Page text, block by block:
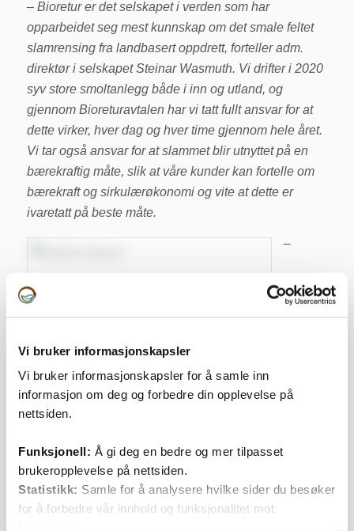
Vi bruker informasjonskapsler
Vi bruker informasjonskapsler for å samle inn
informasjon om deg og forbedre din opplevelse på
nettsiden.
Funksjonell: Å gi deg en bedre og mer tilpasset
brukeropplevelse på nettsiden.
Statistikk: Samle for å analysere hvilke sider du besøker
for å forbedre vår innhold og funksjonalitet mot
– Bioretur er det selskapet i verden som har
opparbeidet seg mest kunnskap om det smale feltet
slamrensing fra landbasert oppdrett, forteller adm.
direktør i selskapet Steinar Wasmuth. Vi drifter i 2020
syv store smoltanlegg både i inn og utland, og
gjennom Bioreturavtalen har vi tatt fullt ansvar for at
dette virker, hver dag og hver time gjennom hele året.
Vi tar også ansvar for at slammet blir utnyttet på en
bærekraftig måte, slik at våre kunder kan fortelle om
bærekraft og sirkulærøkonomi og vite at dette er
ivaretatt på beste måte.
tilby akkurat den samme teknologien til andre
–
Forretningsmodellen til Bioretur AS er forpliktende
ettersom alt ansvar ligger på dem, uten mulighet for å
sende noe ekstrafaktura dersom utstyret ikke virker
og har vært selve driveren bak utviklingsarbeidet som
Libera Tech har jobbet med det siste året, sier
styreleder i Libera Tech AS Odd Eirik Henjesand.
Bioretur er foreløpig vår eneste kunde, men det er